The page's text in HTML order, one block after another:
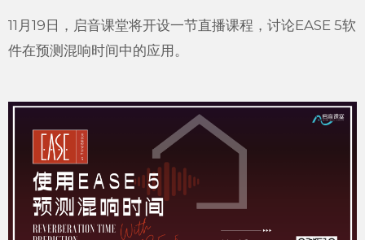
11月19日，启音课堂将开设一节直播课程，讨论EASE 5软
件在预测混响时间中的应用。